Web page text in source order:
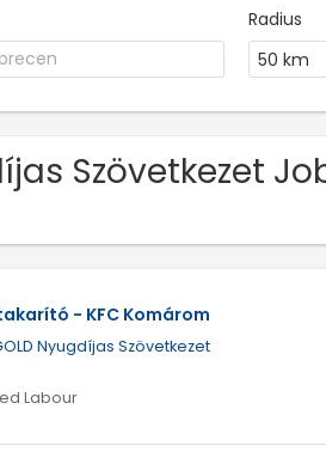
Radius
50 km
Szövetkezet
- KFC Komárom
Nyugdíjas Szövetkezet
Labour